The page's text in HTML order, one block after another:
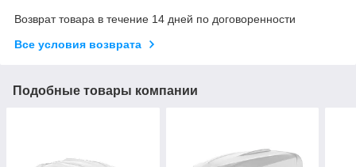
Возврат товара в течение 14 дней по договоренности
Все условия возврата
Подобные товары компании